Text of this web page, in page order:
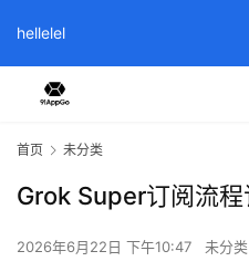
首页 未分类
Grok Super订阅流
2026年6月22日 下午10:47 未分类
hellelel